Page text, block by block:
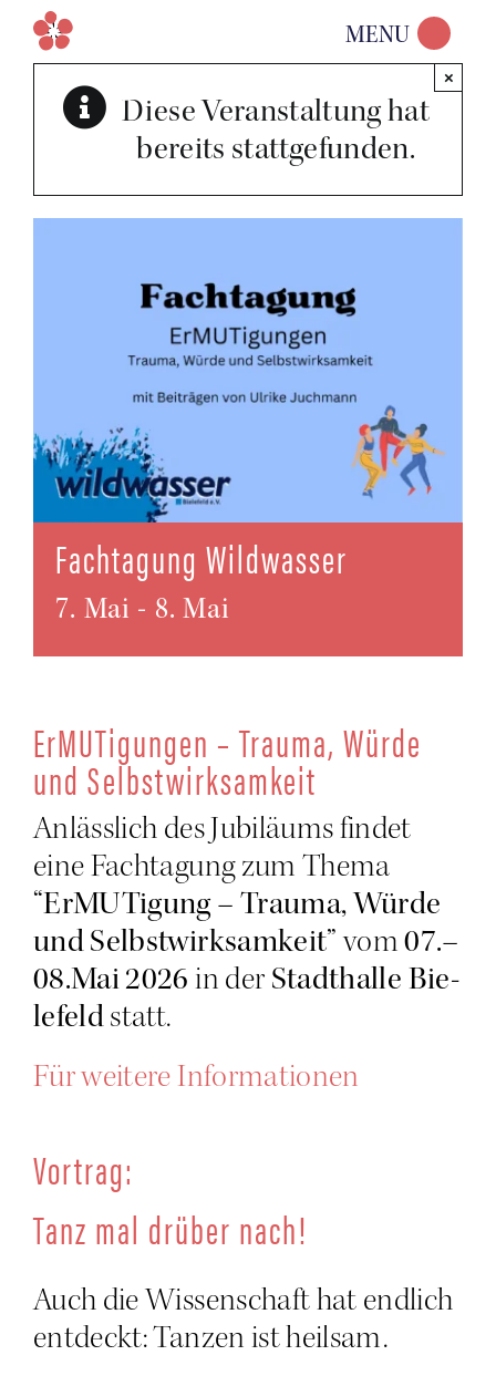
Zum
Inhalt
springen
MENU
Diese Veranstaltung hat
bereits stattgefunden.
×
Fach­ta­gung Wildwasser
7. Mai - 8. Mai
ErMU­Ti­gun­gen – Trau­ma, Wür­de
und Selbstwirksamkeit
Anläss­lich des Jubi­lä­ums fin­det
eine Fach­ta­gung zum The­ma
“ErMU­Ti­gung – Trau­ma, Wür­de
und Selbst­wirk­sam­keit”vom07.–
08.Mai 2026in derStadt­hal­le Bie­
le­feldstatt.
Für wei­te­re Informationen
Vor­trag:
Tanz mal drü­ber nach!
Auch die Wis­sen­schaft hat end­lich
ent­deckt: Tan­zen ist heilsam.